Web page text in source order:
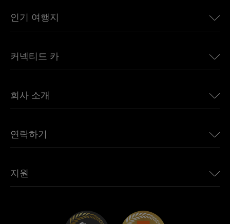
인기 여행지
유럽용 eSIM
캐나다용 eSIM
아프리카용 eSIM
모든 목적지 보기
커넥티드 카
Land Rover용 Ubigi
Jeep용 Ubigi
Mini용 Ubigi
Maserati용 Ubigi
회사 소개
언론에 소개된 Ubigi
Ubigi 앱
연락하기
제휴 프로그램
지원